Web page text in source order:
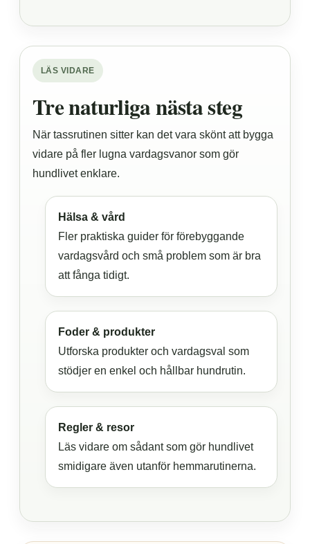
LÄS VIDARE
Tre naturliga nästa steg
När tassrutinen sitter kan det vara skönt att bygga
vidare på fler lugna vardagsvanor som gör
hundlivet enklare.
Hälsa & vård
Fler praktiska guider för förebyggande
vardagsvård och små problem som är bra
att fånga tidigt.
Foder & produkter
Utforska produkter och vardagsval som
stödjer en enkel och hållbar hundrutin.
Regler & resor
Läs vidare om sådant som gör hundlivet
smidigare även utanför hemmarutinerna.